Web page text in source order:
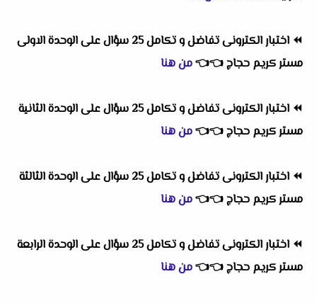
⏪
اختبار الكترونى تفاضل و تكامل 25 سؤال على الوحدة الاولى
مستر كريم حجاج👈
👈من هنا
⏪
اختبار الكترونى تفاضل و تكامل 25 سؤال على الوحدة الثانية
مستر كريم حجاج👈
👈من هنا
⏪
اختبار الكترونى تفاضل و تكامل 25 سؤال على الوحدة الثالثة
مستر كريم حجاج👈
👈من هنا
⏪
اختبار الكترونى تفاضل و تكامل 25 سؤال على الوحدة الرابعة
مستر كريم حجاج👈
👈من هنا